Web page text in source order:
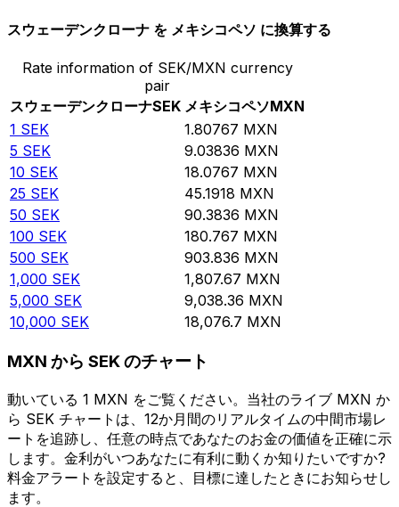
スウェーデンクローナ を メキシコペソ に換算する
Rate information of SEK/MXN currency
pair
スウェーデンクローナSEK メキシコペソMXN
1 SEK 1.80767 MXN
5 SEK 9.03836 MXN
10 SEK 18.0767 MXN
25 SEK 45.1918 MXN
50 SEK 90.3836 MXN
100 SEK 180.767 MXN
500 SEK 903.836 MXN
1,000 SEK 1,807.67 MXN
5,000 SEK 9,038.36 MXN
10,000 SEK 18,076.7 MXN
MXN から SEK のチャート
動いている 1 MXN をご覧ください。当社のライブ MXN か
ら SEK チャートは、12か月間のリアルタイムの中間市場レ
ートを追跡し、任意の時点であなたのお金の価値を正確に示
します。金利がいつあなたに有利に動くか知りたいですか?
料金アラートを設定すると、目標に達したときにお知らせし
ます。